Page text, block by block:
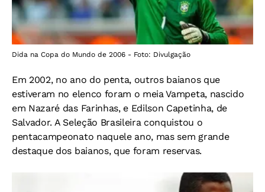
Dida na Copa do Mundo de 2006 - Foto: Divulgação
Em 2002, no ano do penta, outros baianos que
estiveram no elenco foram o meia Vampeta, nascido
em Nazaré das Farinhas, e Edilson Capetinha, de
Salvador. A Seleção Brasileira conquistou o
pentacampeonato naquele ano, mas sem grande
destaque dos baianos, que foram reservas.